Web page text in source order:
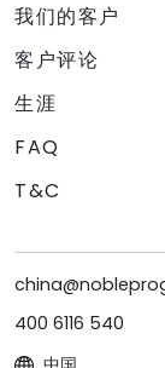
我们的客户
客户评论
生涯
FAQ
T&C
400 6116 540